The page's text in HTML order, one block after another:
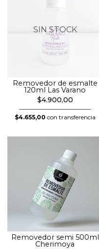
SIN STOCK
Removedor de esmalte
120ml Las Varano
$4.900,00
$4.655,00 con transferencia
Removedor semi 500ml
Cherimoya